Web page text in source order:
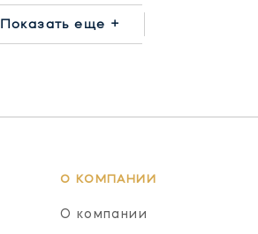
Показать еще +
О КОМПАНИИ
О компании